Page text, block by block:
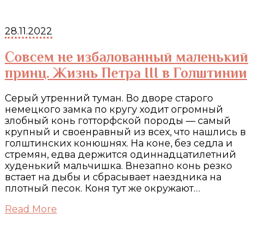
28.11.2022
Совсем не избалованный маленький
принц. Жизнь Петра III в Голштинии
Серый утренний туман. Во дворе старого
немецкого замка по кругу ходит огромный
злобный конь готторфской породы — самый
крупный и своенравный из всех, что нашлись в
голштинских конюшнях. На коне, без седла и
стремян, едва держится одиннадцатилетний
худенький мальчишка. Внезапно конь резко
встает на дыбы и сбрасывает наездника на
плотный песок. Коня тут же окружают…
Read More